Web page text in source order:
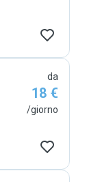
da
18 €
/giorno